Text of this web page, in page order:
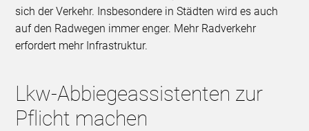
sich der Verkehr. Insbesondere in Städten wird es auch
auf den Radwegen immer enger. Mehr Radverkehr
erfordert mehr Infrastruktur.
Lkw-Abbiegeassistenten zur
Pflicht machen